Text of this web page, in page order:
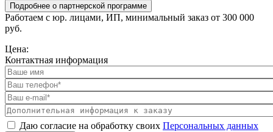
Подробнее о партнерской программе
Работаем с юр. лицами, ИП, минимальный заказ от 300 000
руб.
Цена:
Контактная информация
Даю согласие на обработку своих Персональных данных